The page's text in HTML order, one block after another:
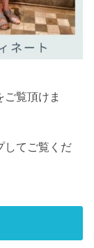
覧頂けま
してご覧くだ